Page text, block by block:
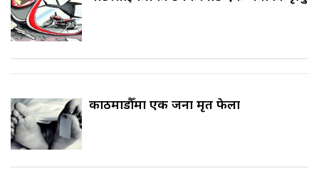
काठमाडौँमा एक जना मृत फेला